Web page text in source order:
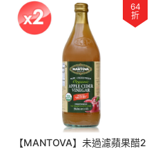
64
折
【MANTOVA】未過濾蘋果醋2